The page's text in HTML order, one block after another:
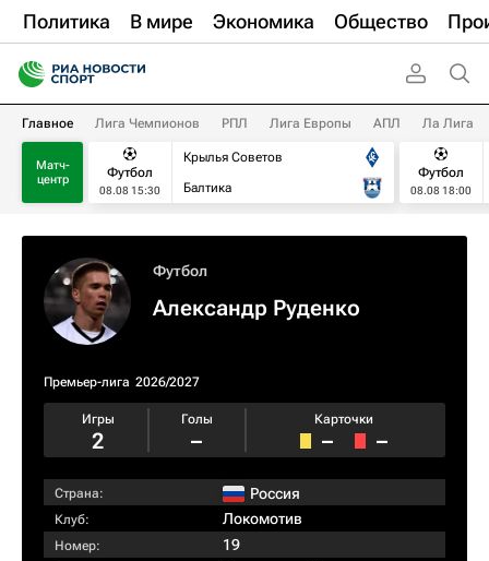
Политика В мире Экономика Общество
Главное Лига Чемпионов РПЛ Лига Европы АПЛ Ла Лига
Матч-
центр
Футбол
08.08 15:30
Крылья Советов
Балтика
Футбол
08.08 18:00
Футбол
Александр Руденко
Премьер-лига 2026/2027
Игры
2
Голы
–
Карточки
– –
Страна: Россия
Клуб: Локомотив
Номер: 19